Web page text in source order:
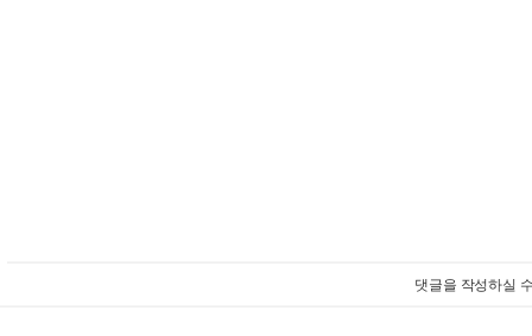
댓글을 작성하실